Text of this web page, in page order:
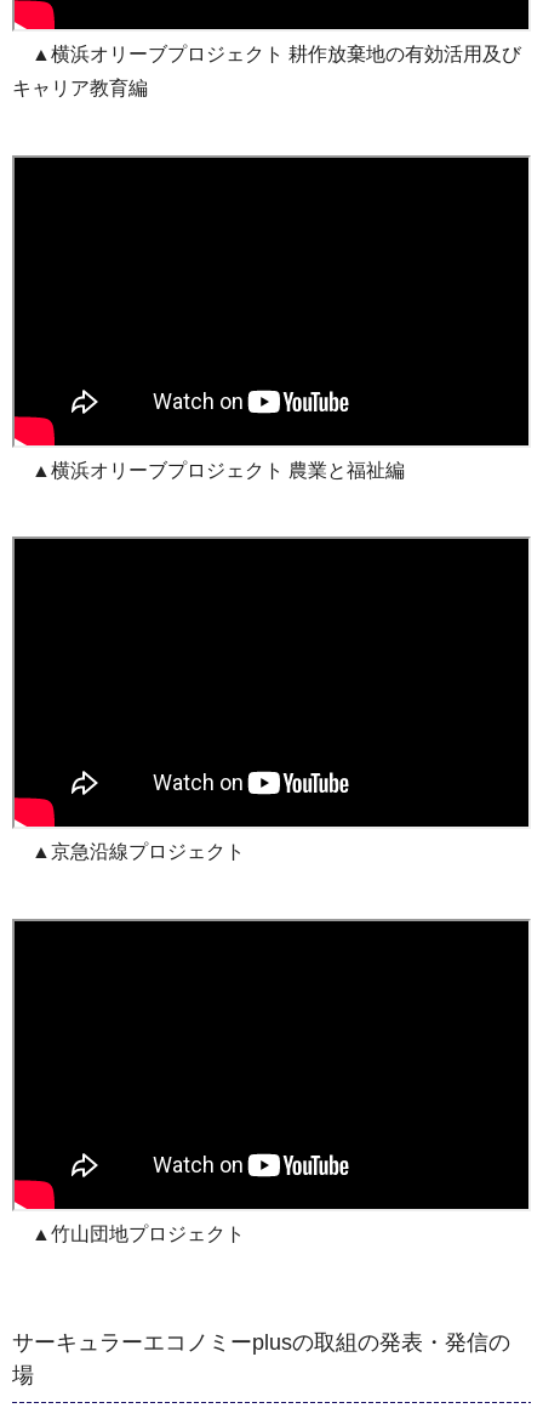
▲横浜オリーブプロジェクト 耕作放棄地の有効活⽤及び
キャリア教育編
▲横浜オリーブプロジェクト 農業と福祉編
▲京急沿線プロジェクト
▲⽵⼭団地プロジェクト
サーキュラーエコノミーplusの取組の発表・発信の
場